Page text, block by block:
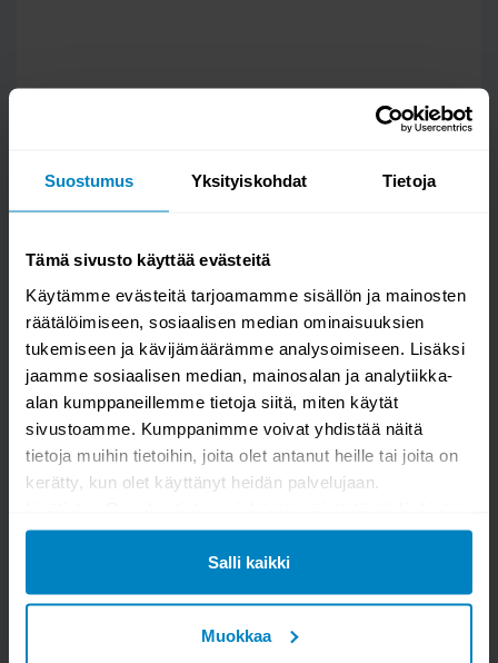
Suostumus Yksityiskohdat Tietoja
Tämä sivusto käyttää evästeitä
Käytämme evästeitä tarjoamamme sisällön ja mainosten
räätälöimiseen, sosiaalisen median ominaisuuksien
tukemiseen ja kävijämäärämme analysoimiseen. Lisäksi
jaamme sosiaalisen median, mainosalan ja analytiikka-
alan kumppaneillemme tietoja siitä, miten käytät
sivustoamme. Kumppanimme voivat yhdistää näitä
tietoja muihin tietoihin, joita olet antanut heille tai joita on
kerätty, kun olet käyttänyt heidän palvelujaan.
Salli kaikki
Muokkaa
Kysy kysymys
Botnika villamatto